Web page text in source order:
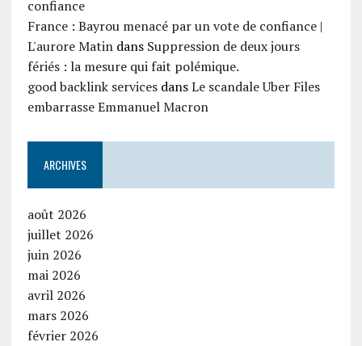
confiance
France : Bayrou menacé par un vote de confiance |
L'aurore Matindans Suppression de deux jours
fériés : la mesure qui fait polémique.
good backlink servicesdansLe scandale Uber Files
embarrasse Emmanuel Macron
ARCHIVES
août 2026
juillet 2026
juin 2026
mai 2026
avril 2026
mars 2026
février 2026